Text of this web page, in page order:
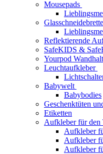
Mousepads
Reflektierende
SafeKIDS &
Yourpod
Leuchtaufkleber
Babywelt
Babybodies
Geschenktüten
Etiketten
Aufkleber für den
Aufkleber
Aufkleber
Aufkleber